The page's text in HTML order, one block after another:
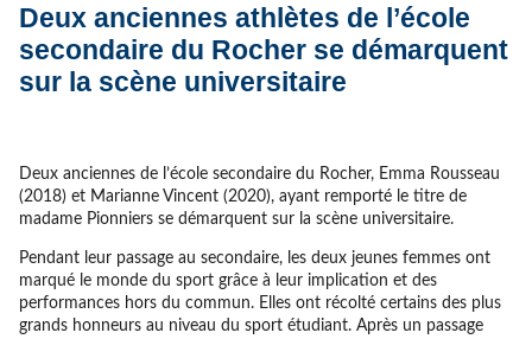
Deux anciennes athlètes de l’école
secondaire du Rocher se démarquent
sur la scène universitaire
Deux anciennes de l’école secondaire du Rocher, Emma Rousseau
(2018) et Marianne Vincent (2020), ayant remporté le titre de
madame Pionniers se démarquent sur la scène universitaire.
Pendant leur passage au secondaire, les deux jeunes femmes ont
marqué le monde du sport grâce à leur implication et des
performances hors du commun. Elles ont récolté certains des plus
grands honneurs au niveau du sport étudiant. Après un passage